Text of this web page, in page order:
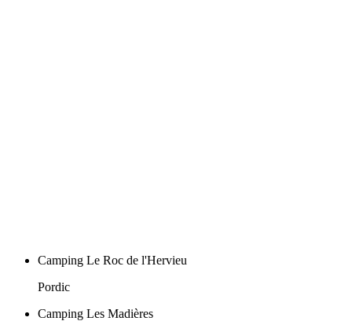
Camping Le Roc de l'Hervieu
Pordic
Camping Les Madières